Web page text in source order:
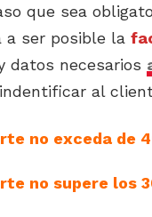
que sea
a ser posible la
datos necesarios
al
no exceda de
no supere los